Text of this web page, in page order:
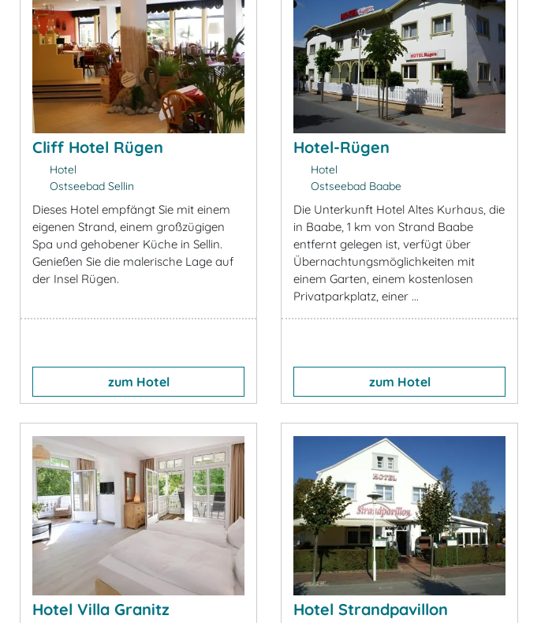
Cliff Hotel Rügen
Hotel
Ostseebad Sellin
Dieses Hotel empfängt Sie mit einem
eigenen Strand, einem großzügigen
Spa und gehobener Küche in Sellin.
Genießen Sie die malerische Lage auf
der Insel Rügen.
zum Hotel
Hotel-Rügen
Hotel
Ostseebad Baabe
Die Unterkunft Hotel Altes Kurhaus, die
in Baabe, 1 km von Strand Baabe
entfernt gelegen ist, verfügt über
Übernachtungsmöglichkeiten mit
einem Garten, einem kostenlosen
Privatparkplatz, einer ...
zum Hotel
Hotel Villa Granitz Hotel Strandpavillon